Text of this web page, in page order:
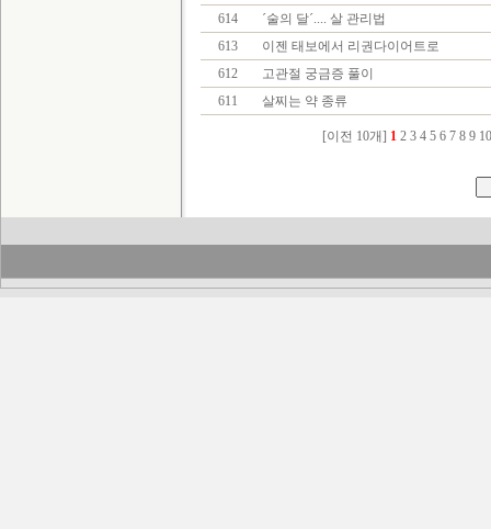
614
´술의 달´.... 살 관리법
613
이젠 태보에서 리권다이어트로
612
고관절 궁금증 풀이
611
살찌는 약 종류
[이전 10개] 1 2 3 4 5 6 7 8 9 10